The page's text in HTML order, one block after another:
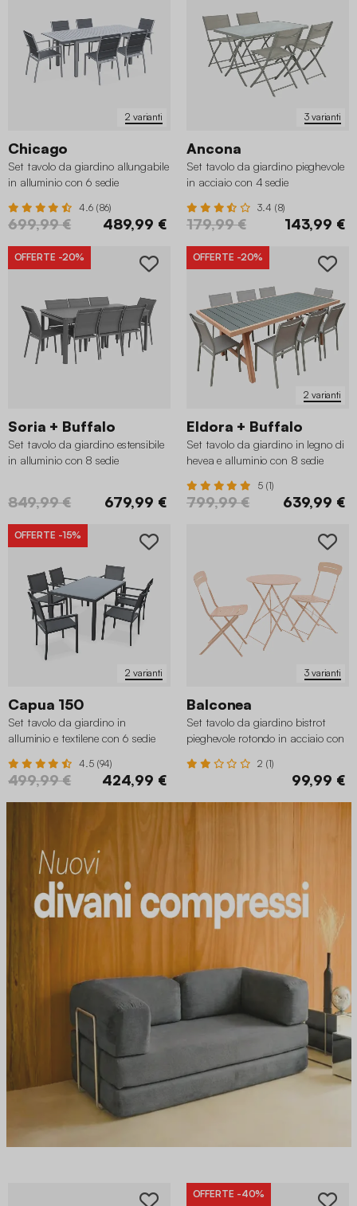
2 varianti
Chicago
Set tavolo da giardino allungabile
in alluminio con 6 sedie
4.6 (86)
699,99 € 489,99 €
3 varianti
Ancona
Set tavolo da giardino pieghevole
in acciaio con 4 sedie
3.4 (8)
179,99 € 143,99 €
OFFERTE -20%
Soria + Buffalo
Set tavolo da giardino estensibile
in alluminio con 8 sedie
849,99 € 679,99 €
2 varianti
OFFERTE -20%
Eldora + Buffalo
Set tavolo da giardino in legno di
hevea e alluminio con 8 sedie
5 (1)
799,99 € 639,99 €
2 varianti
OFFERTE -15%
Capua 150
Set tavolo da giardino in
alluminio e textilene con 6 sedie
4.5 (94)
499,99 € 424,99 €
3 varianti
Balconea
Set tavolo da giardino bistrot
pieghevole rotondo in acciaio con
2 (1)
99,99 €
OFFERTE -40%